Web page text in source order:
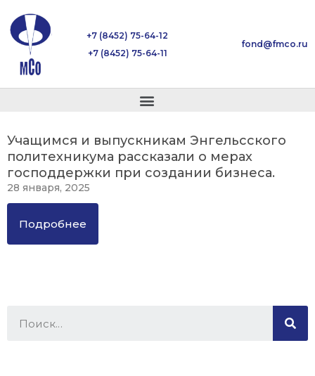
+7 (8452) 75-64-12
+7 (8452) 75-64-11
fond@fmco.ru
Учащимся и выпускникам Энгельсского
политехникума рассказали о мерах
господдержки при создании бизнеса.
28 января, 2025
Подробнее